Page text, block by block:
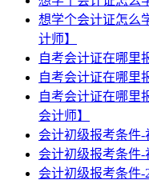
想学个会计证怎么
计师】
自考会计证在哪里
自考会计证在哪里
自考会计证在哪里
会计师】
会计初级报考条件
会计初级报考条件
会计初级报考条件